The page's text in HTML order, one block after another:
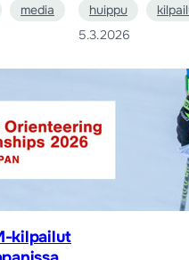
media
huippu
5.3.2026
kilpailut